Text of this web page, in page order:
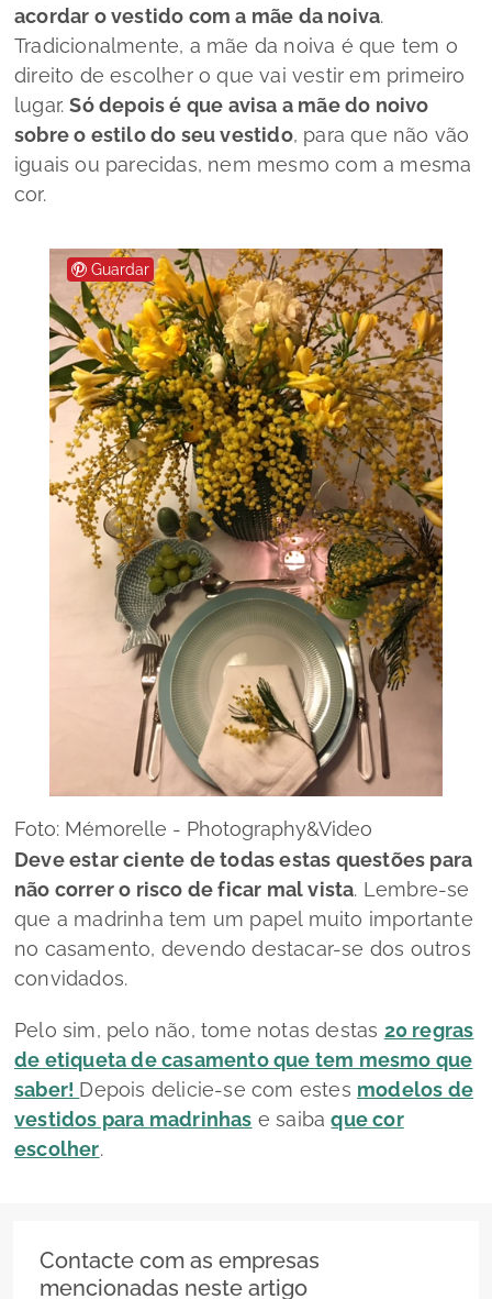
acordar o vestido com a mãe da noiva.
Tradicionalmente, a mãe da noiva é que tem o
direito de escolher o que vai vestir em primeiro
lugar.Só depois é que avisa a mãe do noivo
sobre o estilo do seu vestido, para que não vão
iguais ou parecidas, nem mesmo com a mesma
cor.
Guardar
Foto: Mémorelle - Photography&Video
Deve estar ciente de todas estas questões para
não correr o risco de ficar mal vista. Lembre-se
que a madrinha tem um papel muito importante
no casamento, devendo destacar-se dos outros
convidados.
Pelo sim, pelo não, tome notas destas 20 regras
de etiqueta de casamento que tem mesmo que
saber! Depois delicie-se com estes modelos de
vestidos para madrinhas e saibaque cor
escolher.
Contacte com as empresas
mencionadas neste artigo